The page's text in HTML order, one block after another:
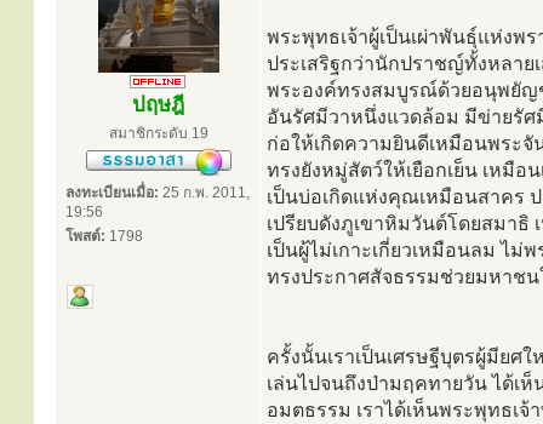
ปฤษฎี
สมาชิกระดับ 19
ลงทะเบียนเมื่อ: 25 ก.พ. 2011,
19:56
โพสต์: 1798
พระพุทธเจ้าผู้เป็นเผ่าพันธุ์แห่ง
ประเสริฐกว่านักปราชญ์ทั้งหลา
พระองค์ทรงสมบูรณ์ด้วยอนุพยัญ
อันรัศมีวาหนึ่งแวดล้อม มีข่ายรัศ
ก่อให้เกิดความยินดีเหมือนพระ
ทรงยังหมู่สัตว์ให้เยือกเย็น เหมือ
เป็นบ่อเกิดแห่งคุณเหมือนสาคร
เปรียบดังภูเขาหิมวันต์โดยสมา
เป็นผู้ไม่เกาะเกี่ยวเหมือนลม ไ
ทรงประกาศสัจธรรมช่วยมหาช
ครั้งนั้นเราเป็นเศรษฐีบุตรผู้มียศ
เล่นไปจนถึงป่ามฤคทายวัน ได้เ
อมตธรรม เราได้เห็นพระพุทธเจ้